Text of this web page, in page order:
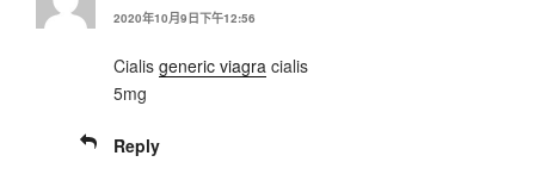
2020年10月9日下午12:56
Cialis generic viagra cialis
5mg
Reply